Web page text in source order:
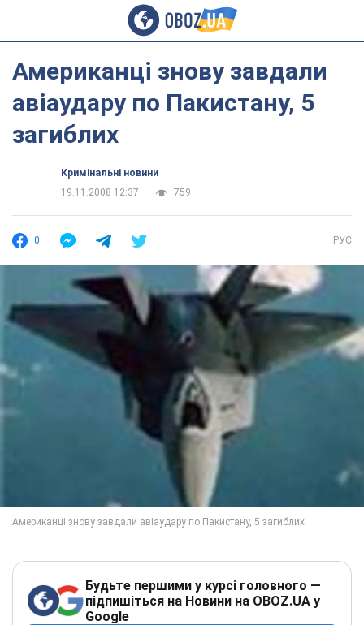
Американці знову завдали
авіаудару по Пакистану, 5
загиблих
Кримінальні новини
19.11.2008 12:37
759
0 РУС
Будьте першими у курсі головного —
підпишіться на Новини на OBOZ.UA у
Google